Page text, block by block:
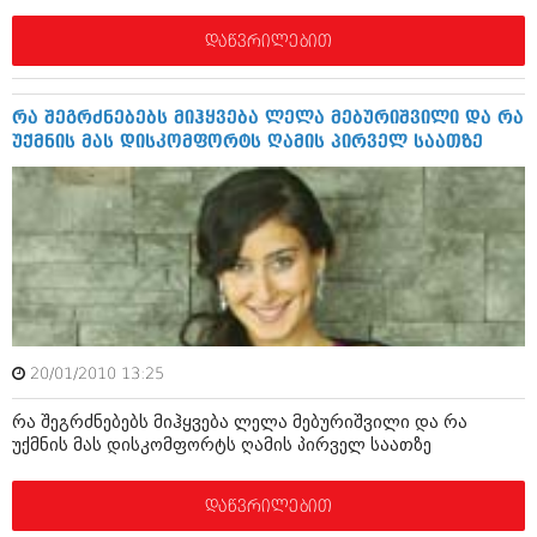
მაისი 2010 (232)
მარტი 2010 (454)
თებერვალი 2010 (421)
იანვარი 2010 (422)
დეკემბერი 2009 (510)
ნოემბერი 2009 (308)
ოქტომბერი 2009 (382)
სექტემბერი 2009 (541)
აგვისტო 2009 (14)
ივლისი 2009 (118)
თებერვალი 0216 (1)
დეკემბერი 0215 (1)
ოქტომბერი 0215 (1)
აგვისტო 0215 (2)
ივნისი 0212 (2)
ნოემბერი 0201 (1)
დაწვრილებით
რა შეგრძნებებს მიჰყვება ლელა მებურიშვილი და რა
უქმნის მას დისკომფორტს ღამის პირველ საათზე
20/01/2010 13:25
რა შეგრძნებებს მიჰყვება ლელა მებურიშვილი და რა
უქმნის მას დისკომფორტს ღამის პირველ საათზე
დაწვრილებით